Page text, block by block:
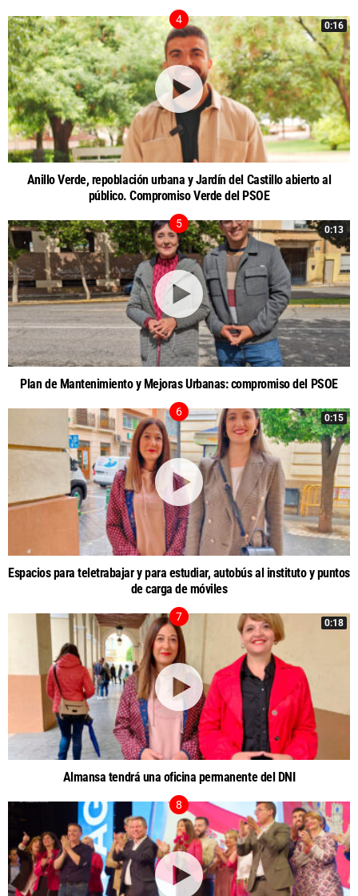
0:16
Anillo Verde, repoblación urbana y Jardín del Castillo abierto al
público. Compromiso Verde del PSOE
0:13
Plan de Mantenimiento y Mejoras Urbanas: compromiso del PSOE
0:15
Espacios para teletrabajar y para estudiar, autobús al instituto y puntos
de carga de móviles
0:18
Almansa tendrá una oficina permanente del DNI